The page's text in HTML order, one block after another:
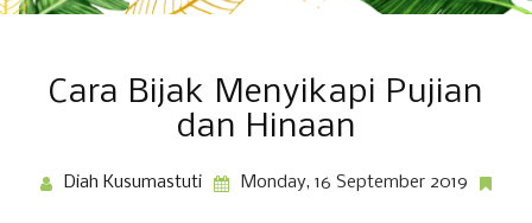
Cara Bijak Menyikapi Pujian
dan Hinaan
Diah Kusumastuti Monday, 16 September 2019